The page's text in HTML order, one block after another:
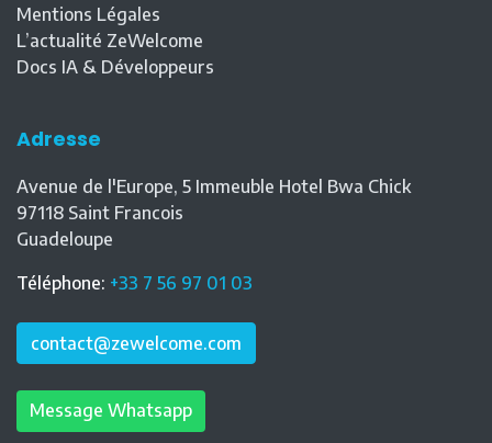
Mentions Légales
L’actualité ZeWelcome
Docs IA & Développeurs
Adresse
Avenue de l'Europe, 5 Immeuble Hotel Bwa Chick
97118 Saint Francois
Guadeloupe
Téléphone: +33 7 56 97 01 03
contact@zewelcome.com
Message Whatsapp